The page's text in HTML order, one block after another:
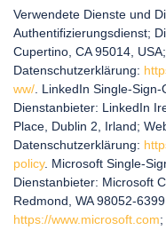
Verwendete Dienste und
Authentifizierungsdienst;
Cupertino, CA 95014,
Datenschutzerklärung:
ww/ . LinkedIn Single-
Dienstanbieter: LinkedIn
Place, Dublin 2, Irland;
Datenschutzerklärung:
policy. Microsoft Single-
Dienstanbieter: Microsoft
Redmond, WA 98052-
https://www.microsoft.com